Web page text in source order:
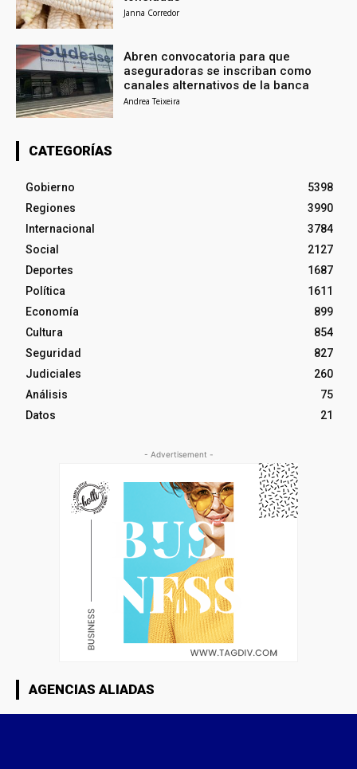
Janna Corredor
Abren convocatoria para que
aseguradoras se inscriban como
canales alternativos de la banca
Andrea Teixeira
CATEGORÍAS
Gobierno
5398
Regiones
3990
Internacional
3784
Social
2127
Deportes
1687
Política
1611
Economía
899
Cultura
854
Seguridad
827
Judiciales
260
Análisis
75
Datos
21
- Advertisement -
AGENCIAS ALIADAS